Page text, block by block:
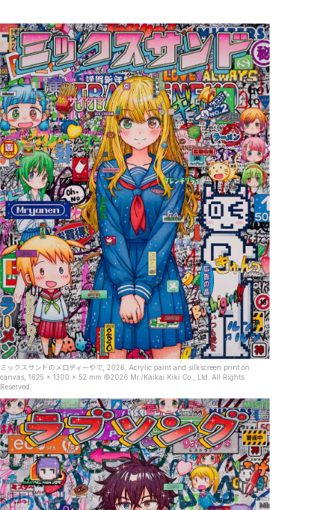
ミックスサンドのメロディーやで, 2026, Acrylic paint and silkscreen print on
canvas, 1625 x 1300 x 52 mm ©2026 Mr./Kaikai Kiki Co., Ltd. All Rights
Reserved.